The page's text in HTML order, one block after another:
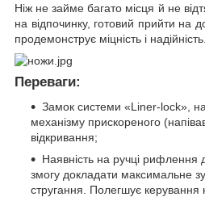
Ніж не займе багато місця й не
на відпочинку, готовий прийти на
продемонструє міцність і надійність.
Переваги:
Замок системи «Liner-lock»,
механізму прискореного
відкривання;
Наявність на ручці рифлення
змогу докладати максимальне
стругання. Полегшує керування